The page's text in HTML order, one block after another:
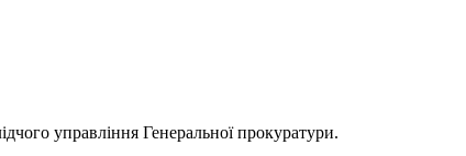
управління Генеральної прокуратури.